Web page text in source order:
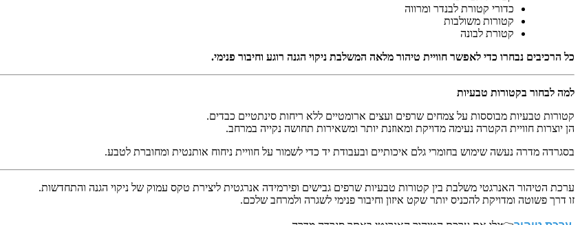
כדורי קטורת לבנדר ומרווה
קטורות משולבות
קטורת לבונה
כל הרכיבים נבחרו כדי לאפשר חוויית טיהור מלאה המשלבת ניקוי הגנה רוגע וחיבור פנימי.
למה לבחור בקטורות טבעיות
קטורות טבעיות מבוססות על צמחים שרפים ועצים ארומטיים ללא ריחות סינתטיים כבדים.
הן יוצרות חוויית הקטרה נעימה מדויקת ומאוזנת יותר ומשאירות תחושה נקייה במרחב.
בסגרדה מדרה נעשה שימוש בחומרי גלם איכותיים ובעבודת יד כדי לשמור על חוויית ניחוח אותנטית ומחוברת לטבע.
ערכת הטיהור האנרגטי משלבת בין קטורות טבעיות שרפים גבישים ופירמידה אנרגטית ליצירת טקס עמוק של ניקוי הגנה והתחדשות.
זו דרך פשוטה ומדויקת להכניס יותר שקט איזון וחיבור פנימי לשגרה ולמרחב שלכם.